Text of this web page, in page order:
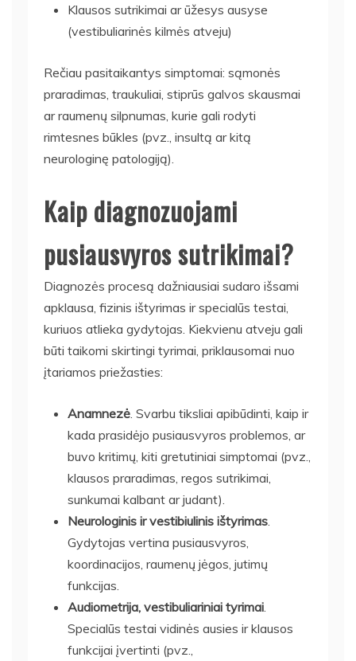
Klausos sutrikimai ar ūžesys ausyse
(vestibuliarinės kilmės atveju)
Rečiau pasitaikantys simptomai: sąmonės
praradimas, traukuliai, stiprūs galvos skausmai
ar raumenų silpnumas, kurie gali rodyti
rimtesnes būkles (pvz., insultą ar kitą
neurologinę patologiją).
Kaip diagnozuojami
pusiausvyros sutrikimai?
Diagnozės procesą dažniausiai sudaro išsami
apklausa, fizinis ištyrimas ir specialūs testai,
kuriuos atlieka gydytojas. Kiekvienu atveju gali
būti taikomi skirtingi tyrimai, priklausomai nuo
įtariamos priežasties:
Anamnezė . Svarbu tiksliai apibūdinti, kaip ir
kada prasidėjo pusiausvyros problemos, ar
buvo kritimų, kiti gretutiniai simptomai (pvz.,
klausos praradimas, regos sutrikimai,
sunkumai kalbant ar judant).
Neurologinis ir vestibiulinis ištyrimas
Gydytojas vertina pusiausvyros,
koordinacijos, raumenų jėgos, jutimų
funkcijas.
Audiometrija, vestibuliariniai tyrimai
Specialūs testai vidinės ausies ir klausos
funkcijai įvertinti (pvz.,